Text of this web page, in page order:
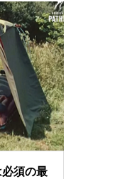
必須の最